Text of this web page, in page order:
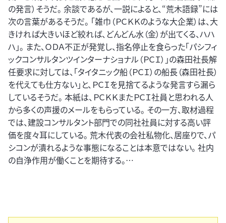
の発言）そうだ。 余談であるが、一説によると、“荒木語録”には
次の言葉があるそうだ。 「雑巾（ＰＣＫＫのような大企業）は、大
きければ大きいほど絞れば、どんどん水（金）が出てくる、ハハ
ハ」。 また、ＯＤＡ不正が発覚し、指名停止を食らった「パシフィ
ックコンサルタンツインターナショナル（ＰＣＩ）」の森田社長解
任要求に対しては、「タイタニック船（ＰＣＩ）の船長（森田社長）
を代えても仕方ない」と、ＰＣＩを見捨てるような発言すら漏ら
しているそうだ。 本紙は、ＰＣＫＫまたＰＣＩ社員と思われる人
から多くの声援のメールをもらっている。 その一方、取材過程
では、建設コンサルタント部門での同社社員に対する高い評
価を度々耳にしている。 荒木代表の会社私物化、居座りで、パ
シコンが潰れるような事態になることは本意ではない。 社内
の自浄作用が働くことを期待する。…